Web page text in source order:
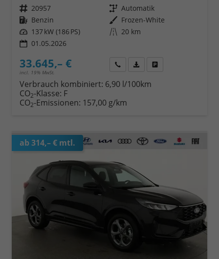
Fahrzeugnr. 20957 Getriebe Automatik
Kraftstoff Benzin Außenfarbe Frozen-White
Leistung 137 kW (186 PS) Kilometerstand 20 km
01.05.2026
33.645,– €
incl. 19% MwSt.
Wir rufen Sie anFahrzeugexposé (PDF)
Verbrauch kombiniert: 6,90 l/100km
CO2-Klasse: F
CO2-Emissionen: 157,00 g/km
ab 314,– € mtl.